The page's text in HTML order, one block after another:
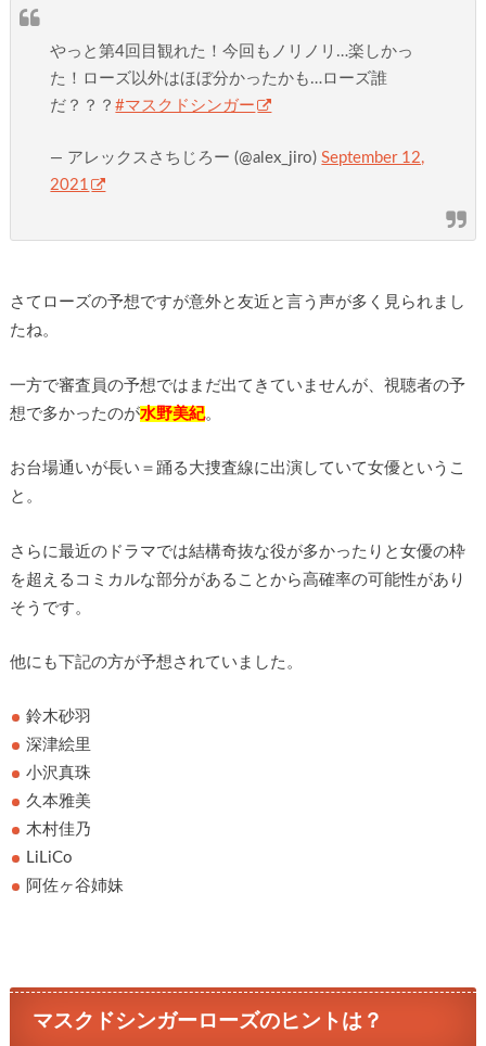
やっと第4回目観れた！今回もノリノリ…楽しかっ
た！ローズ以外はほぼ分かったかも…ローズ誰
だ？？？#マスクドシンガー
— アレックスさちじろー (@alex_jiro)September 12,
2021
さてローズの予想ですが意外と友近と言う声が多く見られまし
たね。
一方で審査員の予想ではまだ出てきていませんが、視聴者の予
想で多かったのが水野美紀。
お台場通いが長い＝踊る大捜査線に出演していて女優というこ
と。
さらに最近のドラマでは結構奇抜な役が多かったりと女優の枠
を超えるコミカルな部分があることから高確率の可能性があり
そうです。
他にも下記の方が予想されていました。
鈴木砂羽
深津絵里
小沢真珠
久本雅美
木村佳乃
LiLiCo
阿佐ヶ谷姉妹
マスクドシンガーローズのヒントは？